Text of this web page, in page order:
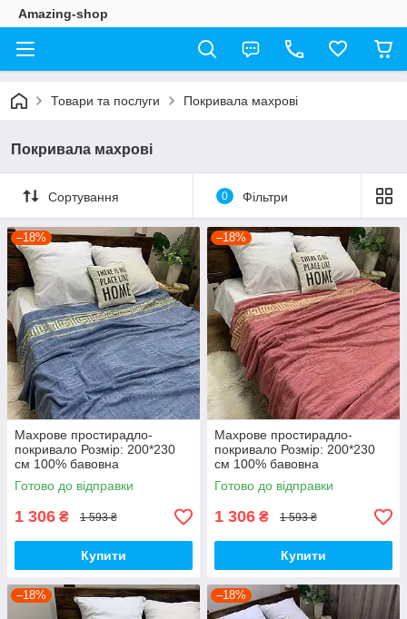
Amazing-shop
Товари та послуги Покривала махрові
Покривала махрові
Сортування 0 Фільтри
–18%
Махрове простирадло-
покривало Розмір: 200*230
см 100% бавовна
Готово до відправки
1 306 ₴ 1 593 ₴
Купити
–18%
Махрове простирадло-
покривало Розмір: 200*230
см 100% бавовна
Готово до відправки
1 306 ₴ 1 593 ₴
Купити
–18% –18%